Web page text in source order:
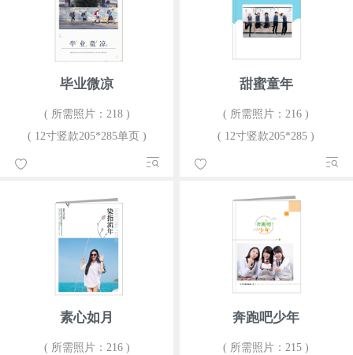
毕业微凉
( 所需照片：218 )
( 12寸竖款205*285单页 )
甜蜜童年
( 所需照片：216 )
( 12寸竖款205*285 )
素心如月
( 所需照片：216 )
奔跑吧少年
( 所需照片：215 )